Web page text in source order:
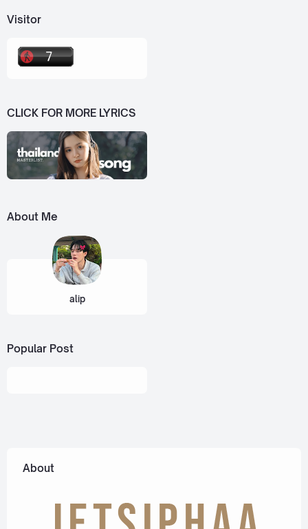
Visitor
CLICK FOR MORE LYRICS
About Me
alip
Popular Post
About